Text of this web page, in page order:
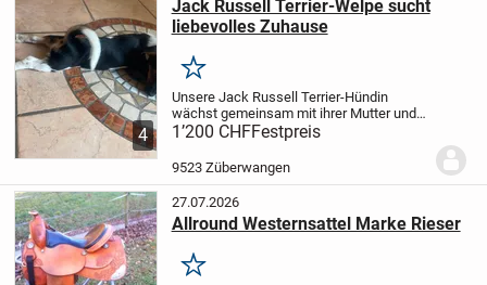
4
Jack Russell Terrier-Welpe sucht
liebevolles Zuhause
Merken
Unsere Jack Russell Terrier-Hündin
wächst gemeinsam mit ihrer Mutter und
ihrem Vater bei uns im Familienhaushalt
auf. Sie wird mit viel Liebe, Zeit und
Sorgfalt aufgezogen und ist bestens in
1’200 CHFFestpreis
9523 Züberwangen
27.07.2026
Allround Westernsattel Marke Rieser
Merken